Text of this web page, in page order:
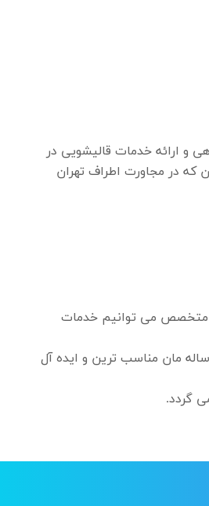
و ارائه خدمات قالیشویی در
که در مجاورت اطراف تهران
متخصص می توانیم خدمات
یافتن بهترین رفوگری , قالیشویی آقاجانی می تواند برای شما دردسرهای عظیمی را به همراه داشته باشد. میتوانید تنها با اعتماد به ما با تجربه ی 30 ساله مان مناسب ترین و ایده آل
گردد.